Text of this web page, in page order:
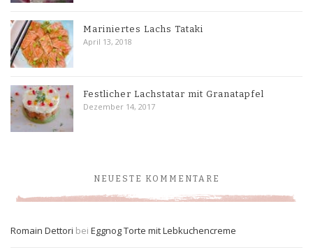
Mariniertes Lachs Tataki
April 13, 2018
Festlicher Lachstatar mit Granatapfel
Dezember 14, 2017
NEUESTE KOMMENTARE
Romain Dettori bei Eggnog Torte mit Lebkuchencreme